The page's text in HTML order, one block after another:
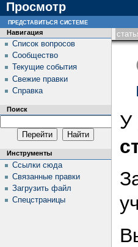
Просмотр
У
Навигация
Список вопросов
Сообщество
Текущие события
Свежие правки
Справка
Поиск
Инструменты
Ссылки сюда
Связанные правки
Загрузить файл
Спецстраницы
представиться системе